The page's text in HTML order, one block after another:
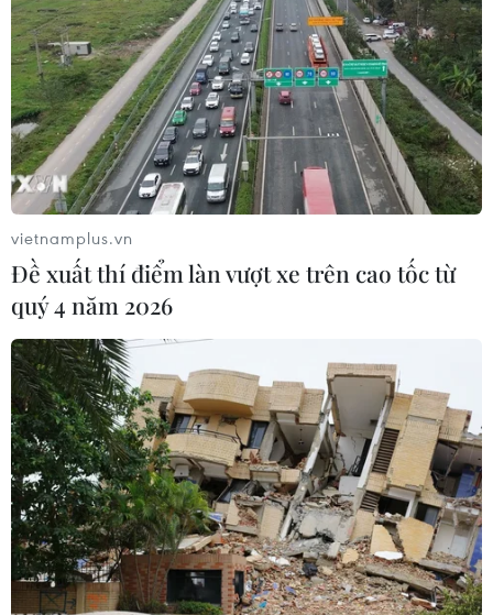
Theo dõi VietnamPlus
TIN LIÊN QUAN
Điểm mặt 10 mẫu xe ôtô
vietnamplus.vn
Đề xuất thí điểm làn vượt xe trên cao tốc từ
quý 4 năm 2026